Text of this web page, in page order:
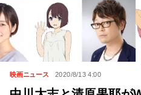
映画ニュース 2020/8/13 4:00